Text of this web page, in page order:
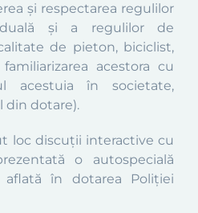
și respectarea regulilor
și a regulilor de
de pieton, biciclist,
acestora cu
acestuia în societate,
din dotare).
loc discuții interactive cu
o autospecială
în dotarea Poliției